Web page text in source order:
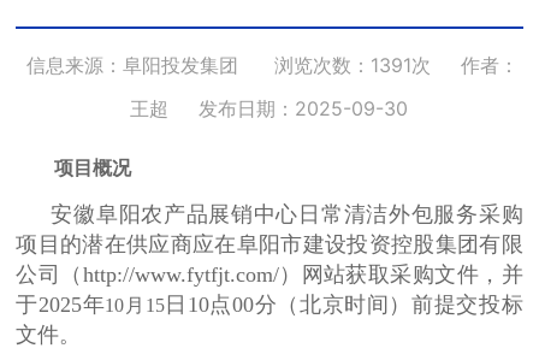
信息来源：阜阳投发集团 浏览次数：1391次
作者：
王超
发布日期：2025-09-30
项目概况
安徽阜阳农产品展销中心日常清洁外包服务采购
项目的潜在供应商应在阜阳市建设投资控股集团有限
公司（ http://www.fytfjt.com/）网站获取采购文件，并
于2025年10 月 15日 10点00分（北京时间）前提交投标
文件。